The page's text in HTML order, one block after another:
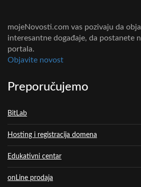
mojeNovosti.com vas pozivaju da
interesantne događaje, da postanete
portala.
Objavite novost
Preporučujemo
BitLab
Hosting i registracija domena
Edukativni centar
onLine prodaja